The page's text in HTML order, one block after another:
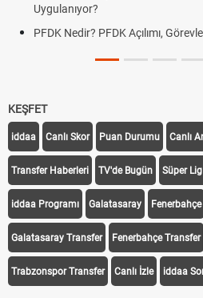
Uygulanıyor?
PFDK Nedir? PFDK Açılımı,
KEŞFET
iddaa Canlı Skor Puan Durumu Canlı
Transfer Haberleri TV'de Bugün Süper
iddaa Programı Galatasaray Fenerbahçe
Galatasaray Transfer Fenerbahçe Transfer
Trabzonspor Transfer Canlı İzle iddaa